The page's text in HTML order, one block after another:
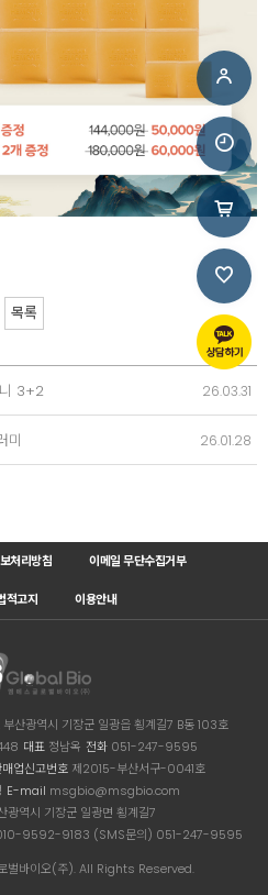
목록
3+2 26.03.31
미 26.01.28
처리방침 이메일 무단수집거부
적고지 이용안내
부산광역시 기장군 일광읍 횡계길7 B동 103호
대표정남옥 전화051-247-9595
업신고번호제2015-부산서구-0041호
E-mail msgbio@msgbio.com
광역시 기장군 일광면 횡계길7
010-9592-9183 (SMS문의) 051-247-9595
벌바이오(주). All Rights Reserved.